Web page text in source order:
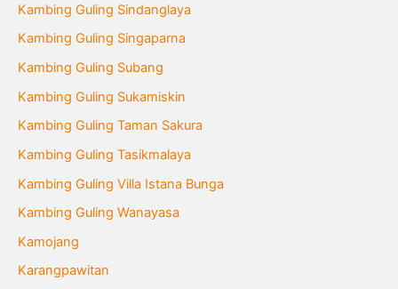
Kambing Guling Sindanglaya
Kambing Guling Singaparna
Kambing Guling Subang
Kambing Guling Sukamiskin
Kambing Guling Taman Sakura
Kambing Guling Tasikmalaya
Kambing Guling Villa Istana Bunga
Kambing Guling Wanayasa
Kamojang
Karangpawitan